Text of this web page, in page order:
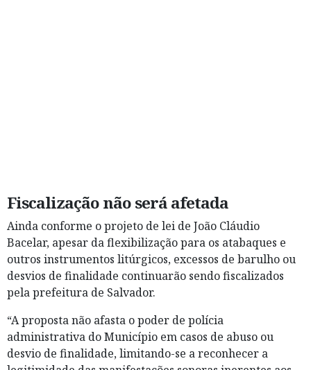
Fiscalização não será afetada
Ainda conforme o projeto de lei de João Cláudio
Bacelar, apesar da flexibilização para os atabaques e
outros instrumentos litúrgicos, excessos de barulho ou
desvios de finalidade continuarão sendo fiscalizados
pela prefeitura de Salvador.
“A proposta não afasta o poder de polícia
administrativa do Município em casos de abuso ou
desvio de finalidade, limitando-se a reconhecer a